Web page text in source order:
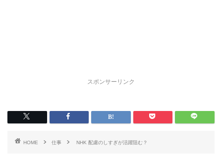
スポンサーリンク
HOME 仕事 NHK 配慮のしすぎが活躍阻む？